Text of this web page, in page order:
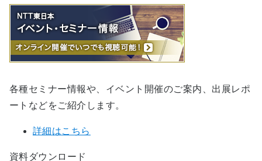
各種セミナー情報や、イベント開催のご案内、出展レポ
ートなどをご紹介します。
詳細はこちら
資料ダウンロード